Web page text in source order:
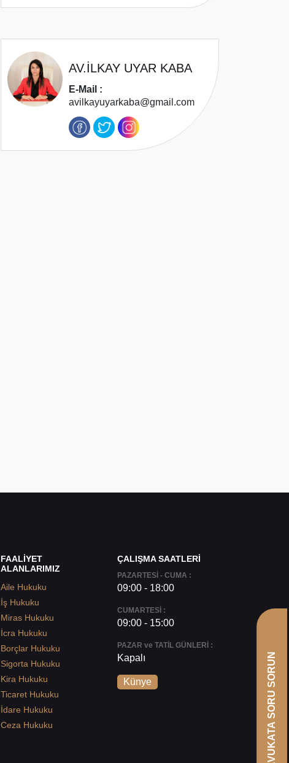
AV.İLKAY UYAR KABA
E-Mail :
avilkayuyarkaba@gmail.com
FAALİYET
ALANLARIMIZ
Aile Hukuku
İş Hukuku
Miras Hukuku
İcra Hukuku
Borçlar Hukuku
Sigorta Hukuku
Kira Hukuku
Ticaret Hukuku
İdare Hukuku
Ceza Hukuku
ÇALIŞMA SAATLERİ
PAZARTESİ - CUMA :
09:00 - 18:00
CUMARTESİ :
09:00 - 15:00
PAZAR ve TATİL GÜNLERİ :
Kapalı
Künye AVUKATA SORU SORUN